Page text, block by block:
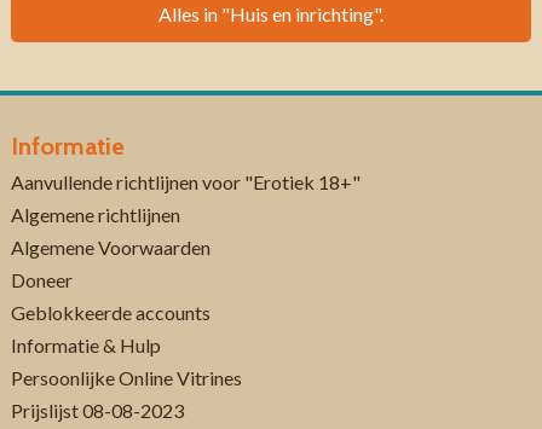
Alles in "Huis en inrichting".
Informatie
Aanvullende richtlijnen voor "Erotiek 18+"
Algemene richtlijnen
Algemene Voorwaarden
Doneer
Geblokkeerde accounts
Informatie & Hulp
Persoonlijke Online Vitrines
Prijslijst 08-08-2023